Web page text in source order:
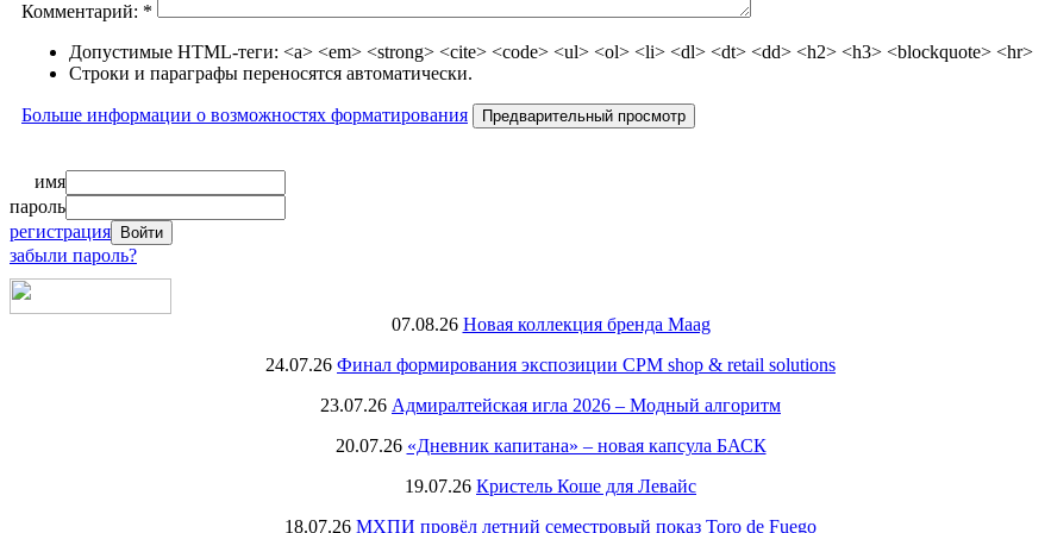
Комментарий: *
Допустимые HTML-теги: <a> <em> <strong> <cite> <code> <ul> <ol> <li> <dl> <dt> <dd> <h2> <h3> <blockquote> <hr>
Строки и параграфы переносятся автоматически.
Больше информации о возможностях форматирования
имя
пароль
регистрация
забыли пароль?
07.08.26 Новая коллекция бренда Maag
24.07.26 Финал формирования экспозиции CPM shop & retail solutions
23.07.26 Адмиралтейская игла 2026 – Модный алгоритм
20.07.26 «Дневник капитана» – новая капсула БАСК
19.07.26 Кристель Коше для Левайс
18.07.26 МХПИ провёл летний семестровый показ Toro de Fuego